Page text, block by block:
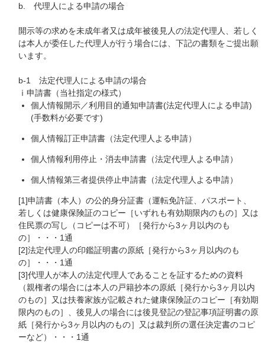
b. 代理人による申請の場合
開示等の求めを未成年者又は成年被後見人の法定代理人、若しく
は本人が委任した代理人が行う場合には、下記の書類をご提出願
います。
b-1 法定代理人による申請の場合
ⅰ申請書（当社指定の様式）
個人情報開示／利用目的通知申請書(法定代理人による申請)
(手数料が必要です)
個人情報訂正申請書（法定代理人よる申請）
個人情報利用停止・消去申請書（法定代理人よる申請）
個人情報第三者提供停止申請書（法定代理人よる申請）
[1]申請書（本人）の公的身分証書（運転免許証、パスポート、
若しくは健康保険証のコピー［いずれも有効期限内のもの］又は
住民票の写し（コピーは不可）［発行から3ヶ月以内のも
の］・・・1通
[2]法定代理人の印鑑証明書の原紙［発行から3ヶ月以内のも
の］・・・1通
[3]代理人が本人の法定代理人であることを証するための資料
（親権者の場合には本人の戸籍抄本の原紙［発行から3ヶ月以内
のもの］又は扶養家族が記載された健康保険証のコピー［有効期
限内のもの］、後見人の場合には後見登記の登記事項証明書の原
紙［発行から3ヶ月以内のもの］又は裁判所の選任決定書のコピ
ーなど）・・・1通